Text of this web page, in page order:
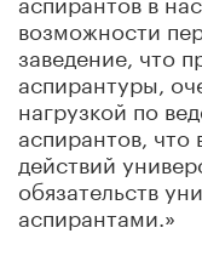
возможности
заведение, что
аспирантуры,
нагрузкой по
аспирантов, что
действий
обязательств
аспирантами.»